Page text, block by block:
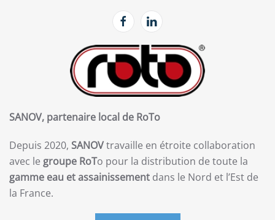
SANOV, partenaire local de RoTo
Depuis 2020, SANOVtravaille en étroite collaboration
avec le groupe RoTo pour la distribution de toute la
gamme eau et assainissement dans le Nord et l’Est de
la France.